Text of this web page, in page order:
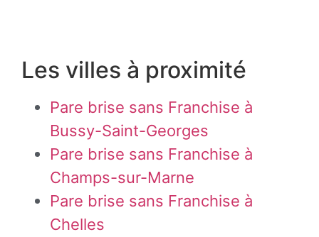
Les villes à proximité
Pare brise sans Franchise à
Bussy-Saint-Georges
Pare brise sans Franchise à
Champs-sur-Marne
Pare brise sans Franchise à
Chelles